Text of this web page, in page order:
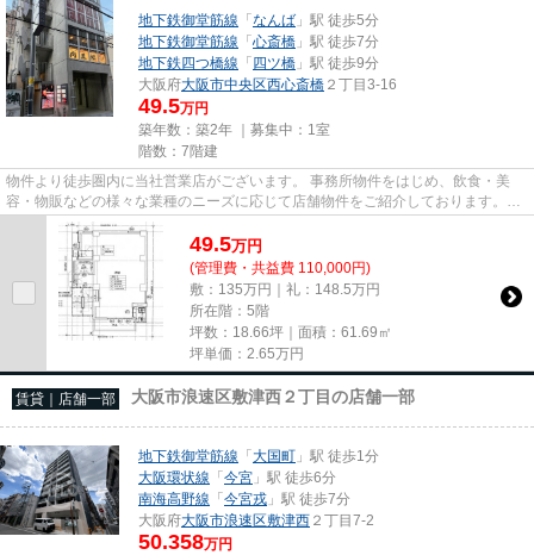
地下鉄御堂筋線 「なんば 」駅 徒歩5分
地下鉄御堂筋線 「心斎橋 」駅 徒歩7分
地下鉄四つ橋線 「四ツ橋 」駅 徒歩9分
大阪府大阪市中央区西心斎橋 ２丁目3-16
49.5万円
築年数：築2年 ｜募集中： 1室
階数：7階建
物件より徒歩圏内に当社営業店がございます。 事務所物件をはじめ、飲食・美
容・物販などの様々な業種のニーズに応じて店舗物件をご紹介しております。
尚、弊社ではおとり広告は一切...
49.5万円
(管理費・共益費 110,000円)
敷：135万円｜礼：148.5万円
所在階：5階
坪数：18.66坪｜面積：61.69㎡
坪単価： 2.65万円
賃貸｜店舗一部 大阪市浪速区敷津西２丁目の店舗一部
地下鉄御堂筋線 「大国町 」駅 徒歩1分
大阪環状線 「今宮 」駅 徒歩6分
南海高野線 「今宮戎 」駅 徒歩7分
大阪府大阪市浪速区敷津西 ２丁目7-2
50.358万円